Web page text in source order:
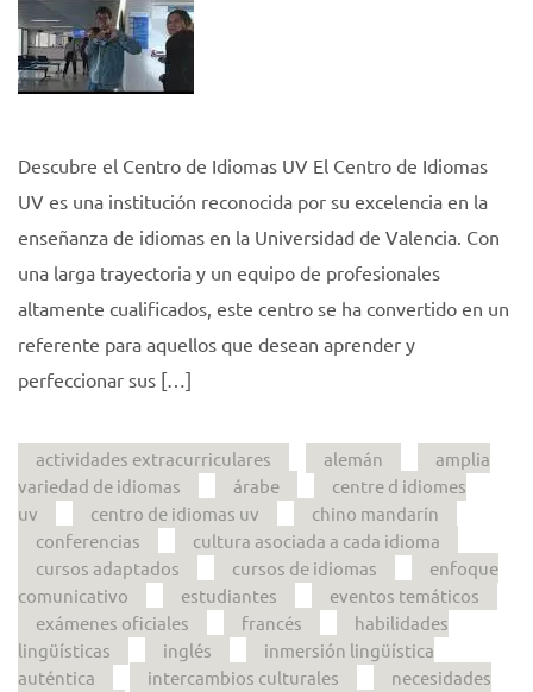
Descubre el Centro de Idiomas UV El Centro de Idiomas
UV es una institución reconocida por su excelencia en la
enseñanza de idiomas en la Universidad de Valencia. Con
una larga trayectoria y un equipo de profesionales
altamente cualificados, este centro se ha convertido en un
referente para aquellos que desean aprender y
perfeccionar sus […]
actividades extracurriculares alemán
amplia
variedad de idiomas
árabe
centre d idiomes
uv
centro de idiomas uv
chino mandarín
conferencias
cultura asociada a cada idioma
cursos adaptados
cursos de idiomas
enfoque
comunicativo
estudiantes
eventos temáticos
exámenes oficiales
francés
habilidades
lingüísticas
inglés
inmersión lingüística
auténtica
intercambios culturales
necesidades